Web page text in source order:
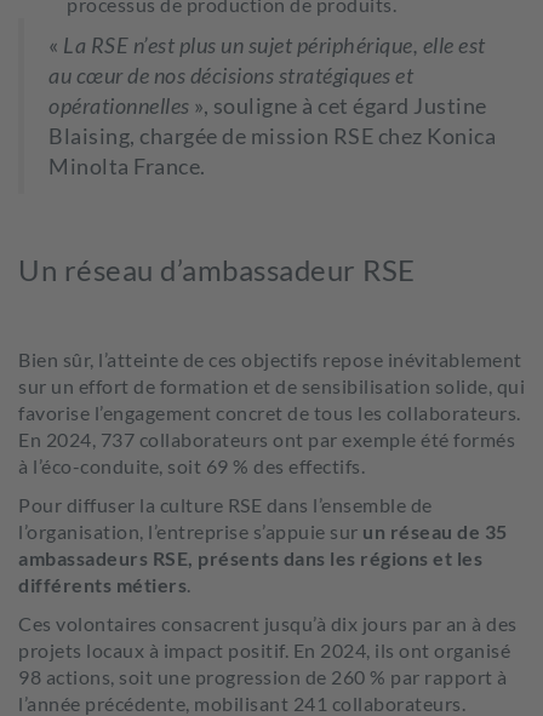
« La RSE n’est plus un sujet périphérique, elle est
au cœur de nos décisions stratégiques et
opérationnelles », souligne à cet égard Justine
Blaising, chargée de mission RSE chez Konica
Minolta France.
Un réseau d’ambassadeur RSE
Bien sûr, l’atteinte de ces objectifs repose inévitablement
sur un effort de formation et de sensibilisation solide, qui
favorise l’engagement concret de tous les collaborateurs.
En 2024, 737 collaborateurs ont par exemple été formés
à l’éco-conduite, soit 69 % des effectifs.
Pour diffuser la culture RSE dans l’ensemble de
l’organisation, l’entreprise s’appuie sur un réseau de 35
ambassadeurs RSE, présents dans les régions et les
différents métiers.
Ces volontaires consacrent jusqu’à dix jours par an à des
projets locaux à impact positif. En 2024, ils ont organisé
98 actions, soit une progression de 260 % par rapport à
l’année précédente, mobilisant 241 collaborateurs.